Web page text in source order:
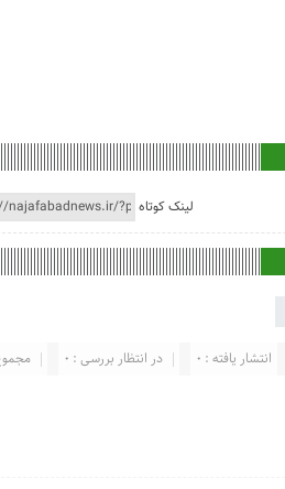
لینک کوتاه
در انتظار بررسی : 0 انتشار یافته : 0